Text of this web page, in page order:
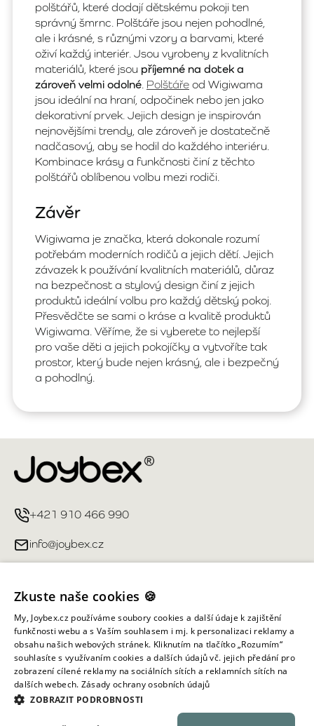
polštářů, které dodají dětskému pokoji ten
správný šmrnc. Polštáře jsou nejen pohodlné,
ale i krásné, s různými vzory a barvami, které
oživí každý interiér. Jsou vyrobeny z kvalitních
materiálů, které jsou příjemné na dotek a
zároveň velmi odolné. Polštáře od Wigiwama
jsou ideální na hraní, odpočinek nebo jen jako
dekorativní prvek. Jejich design je inspirován
nejnovějšími trendy, ale zároveň je dostatečně
nadčasový, aby se hodil do každého interiéru.
Kombinace krásy a funkčnosti činí z těchto
polštářů oblíbenou volbu mezi rodiči.
Závěr
Wigiwama je značka, která dokonale rozumí
potřebám moderních rodičů a jejich dětí. Jejich
závazek k používání kvalitních materiálů, důraz
na bezpečnost a stylový design činí z jejich
produktů ideální volbu pro každý dětský pokoj.
Přesvědčte se sami o kráse a kvalitě produktů
Wigiwama. Věříme, že si vyberete to nejlepší
pro vaše děti a jejich pokojíčky a vytvoříte tak
prostor, který bude nejen krásný, ale i bezpečný
a pohodlný.
+421 910 466 990
info@joybex.cz
Můj účet
Informace obchodu
Všechna práva vyhrazena ©
Zkuste naše cookies 🍪
My, Joybex.cz používáme soubory cookies a další údaje k zajištění
funkčnosti webu a s Vaším souhlasem i mj. k personalizaci reklamy a
obsahu našich webových stránek. Kliknutím na tlačítko „Rozumím“
souhlasíte s využívaním cookies a dalších údajů vč. jejich předání pro
zobrazení cílené reklamy na sociálních sítích a reklamních sítích na
dalších webech. Zásady ochrany osobních údajů
ZOBRAZIT PODROBNOSTI